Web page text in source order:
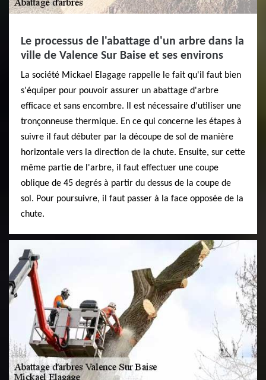
Le processus de l'abattage d'un arbre dans la
ville de Valence Sur Baise et ses environs
La société Mickael Elagage rappelle le fait qu'il faut bien
s'équiper pour pouvoir assurer un abattage d'arbre
efficace et sans encombre. Il est nécessaire d'utiliser une
tronçonneuse thermique. En ce qui concerne les étapes à
suivre il faut débuter par la découpe de sol de manière
horizontale vers la direction de la chute. Ensuite, sur cette
même partie de l'arbre, il faut effectuer une coupe
oblique de 45 degrés à partir du dessus de la coupe de
sol. Pour poursuivre, il faut passer à la face opposée de la
chute.